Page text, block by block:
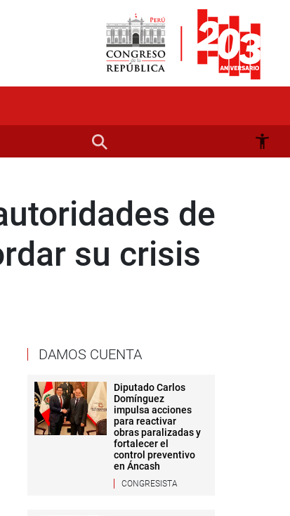
de
su crisis
DAMOS CUENTA
Diputado Carlos
Domínguez
impulsa acciones
para reactivar
obras paralizadas y
fortalecer el
control preventivo
en Áncash
CONGRESISTA